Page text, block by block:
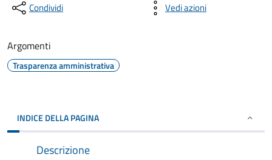
Condividi Vedi azioni
Argomenti
Trasparenza amministrativa
INDICE DELLA PAGINA
Descrizione